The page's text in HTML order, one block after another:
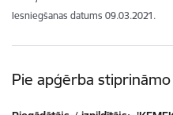
Iesniegšanas datums 09.03.2021.
Pie apģērba